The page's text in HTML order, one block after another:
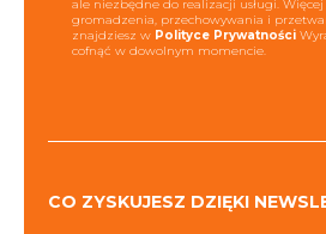
ale niezbędne do realizacji usługi.
gromadzenia, przechowywania i
znajdziesz w Polityce Prywatności
cofnąć w dowolnym momencie.
CO ZYSKUJESZ DZIĘKI